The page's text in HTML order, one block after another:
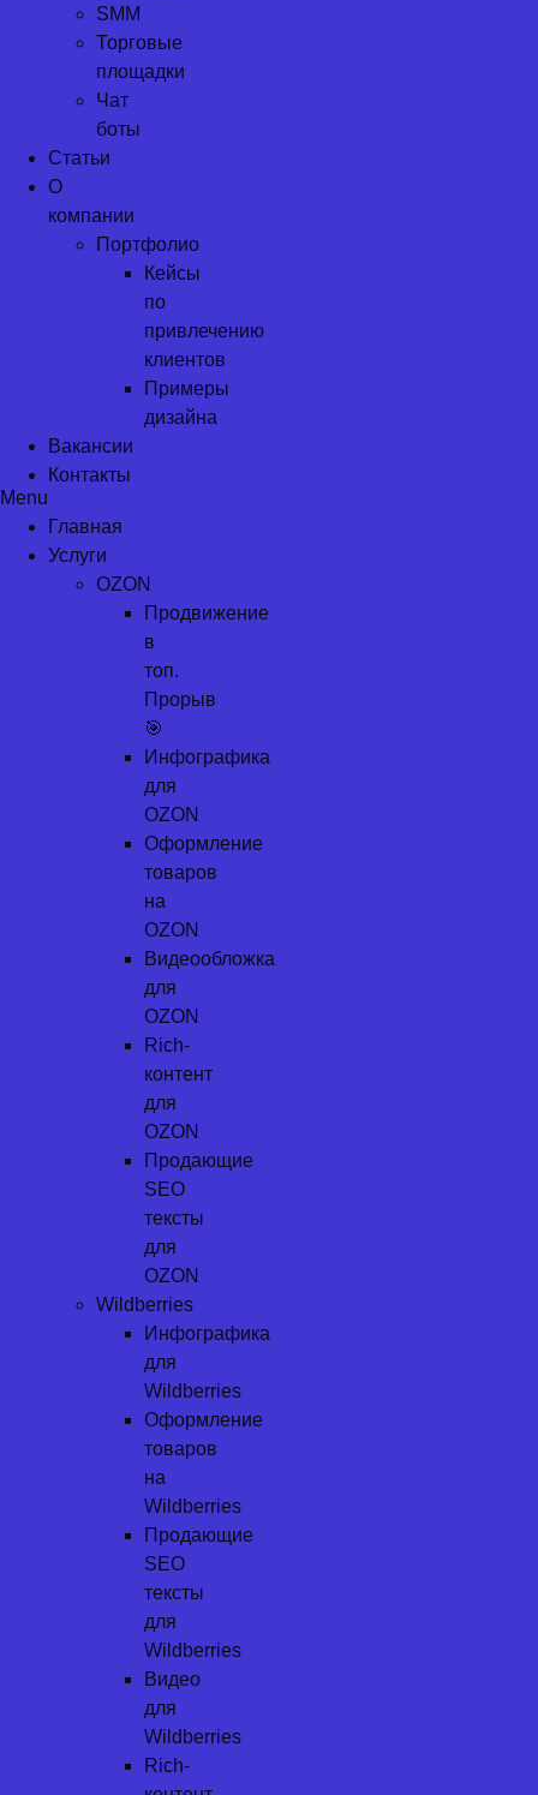
SMM
Торговые
площадки
Чат
боты
Статьи
О
компании
Портфолио
Кейсы
по
привлечению
клиентов
Примеры
дизайна
Вакансии
Контакты
Menu
Главная
Услуги
OZON
Продвижение
в
топ.
Прорыв
🎯
Инфографика
для
OZON
Оформление
товаров
на
OZON
Видеообложка
для
OZON
Rich-
контент
для
OZON
Продающие
SEO
тексты
для
OZON
Wildberries
Инфографика
для
Wildberries
Оформление
товаров
на
Wildberries
Продающие
SEO
тексты
для
Wildberries
Видео
для
Wildberries
Rich-